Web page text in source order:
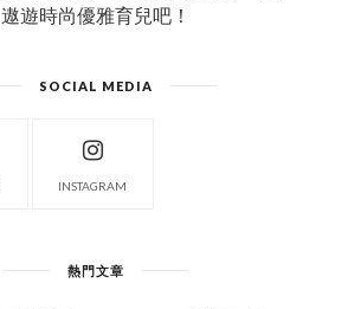
遨遊時尚優雅育兒吧！
SOCIAL MEDIA
INSTAGRAM
熱門文章